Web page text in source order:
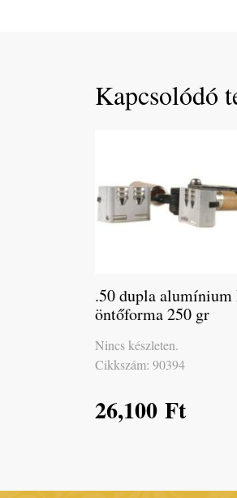
Kapcsolódó
.50 dupla
öntőforma 250 gr
Nincs készleten.
Cikkszám: 90394
26,100 Ft